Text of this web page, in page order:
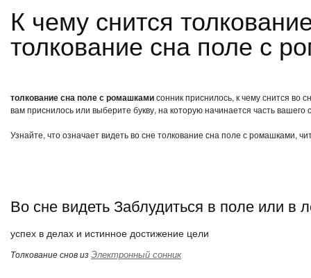
К чему снится толкование сна поле с ромашками?
толкование сна поле с
толкование сна поле с ромашкамисонник приснилось, к чему снится во
вам приснилось или выберите букву, на которую начинается часть вашего
Узнайте, что означает видеть во сне толкование сна поле с ромашками,
Во сне видеть Заблудиться в поле или в
успех в делах и истинное достижение цели
Толкование снов изЭлектронный сонник